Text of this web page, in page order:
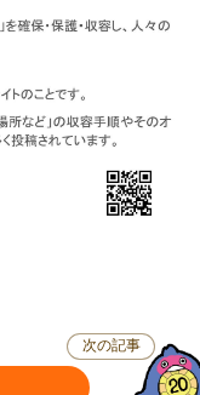
次の記事